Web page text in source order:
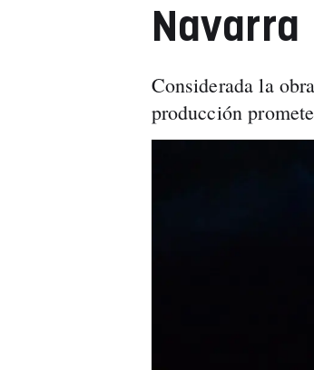
Navarra
Considerada la
producción